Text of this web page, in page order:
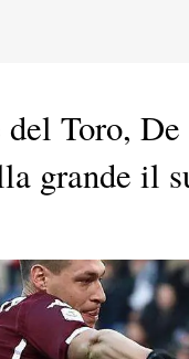
Toro,
grande il